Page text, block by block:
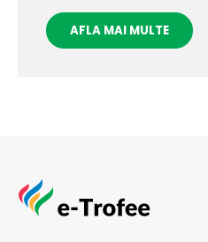
AFLA MAI MULTE